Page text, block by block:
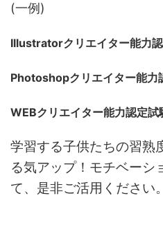
(一例)
Illustratorクリエイター能力
Photoshopクリエイター能力
WEBクリエイター能力認定試
学習する子供たちの習熟
る気アップ！モチベーシ
て、是非ご活用ください。